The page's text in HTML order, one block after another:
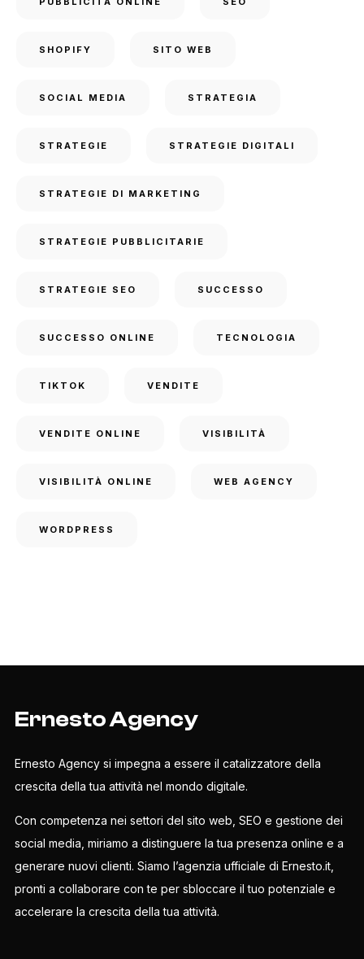
SHOPIFY SITO WEB
SOCIAL MEDIA STRATEGIA
STRATEGIE STRATEGIE DIGITALI
STRATEGIE DI MARKETING
STRATEGIE PUBBLICITARIE
STRATEGIE SEO SUCCESSO
SUCCESSO ONLINE TECNOLOGIA
TIKTOK VENDITE
VENDITE ONLINE VISIBILITÀ
VISIBILITÀ ONLINE WEB AGENCY
WORDPRESS
Ernesto Agency
Ernesto Agency si impegna a essere il catalizzatore della
crescita della tua attività nel mondo digitale.
Con competenza nei settori del sito web, SEO e gestione dei
social media, miriamo a distinguere la tua presenza online e a
generare nuovi clienti. Siamo l’agenzia ufficiale di Ernesto.it,
pronti a collaborare con te per sbloccare il tuo potenziale e
accelerare la crescita della tua attività.